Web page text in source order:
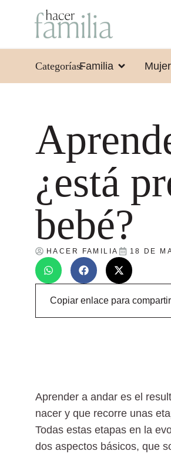
Categorías:Familia Mujer
¿está
bebé?
HACER FAMILIA 18 DE
Copiar enlace para compartir
Aprender a andar es el
nacer y que recorre unas
Todas estas etapas en la
dos aspectos básicos, que